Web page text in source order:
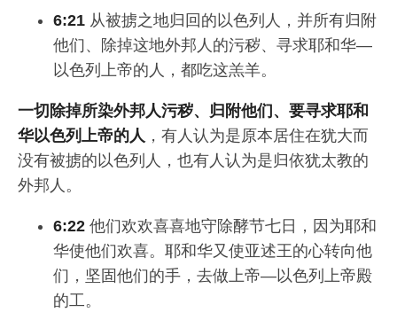
6:21 从被掳之地归回的以色列人，并所有归附
他们、除掉这地外邦人的污秽、寻求耶和华—
以色列上帝的人，都吃这羔羊。
一切除掉所染外邦人污秽、归附他们、要寻求耶和
华以色列上帝的人 ，有人认为是原本居住在犹大而
没有被掳的以色列人，也有人认为是归依犹太教的
外邦人。
6:22 他们欢欢喜喜地守除酵节七日，因为耶和
华使他们欢喜。耶和华又使亚述王的心转向他
们，坚固他们的手，去做上帝—以色列上帝殿
的工。